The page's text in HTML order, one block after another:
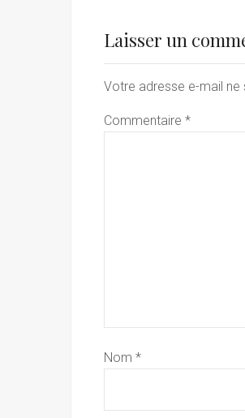
Laisser un
Votre adresse e-mail ne
Commentaire *
Nom *